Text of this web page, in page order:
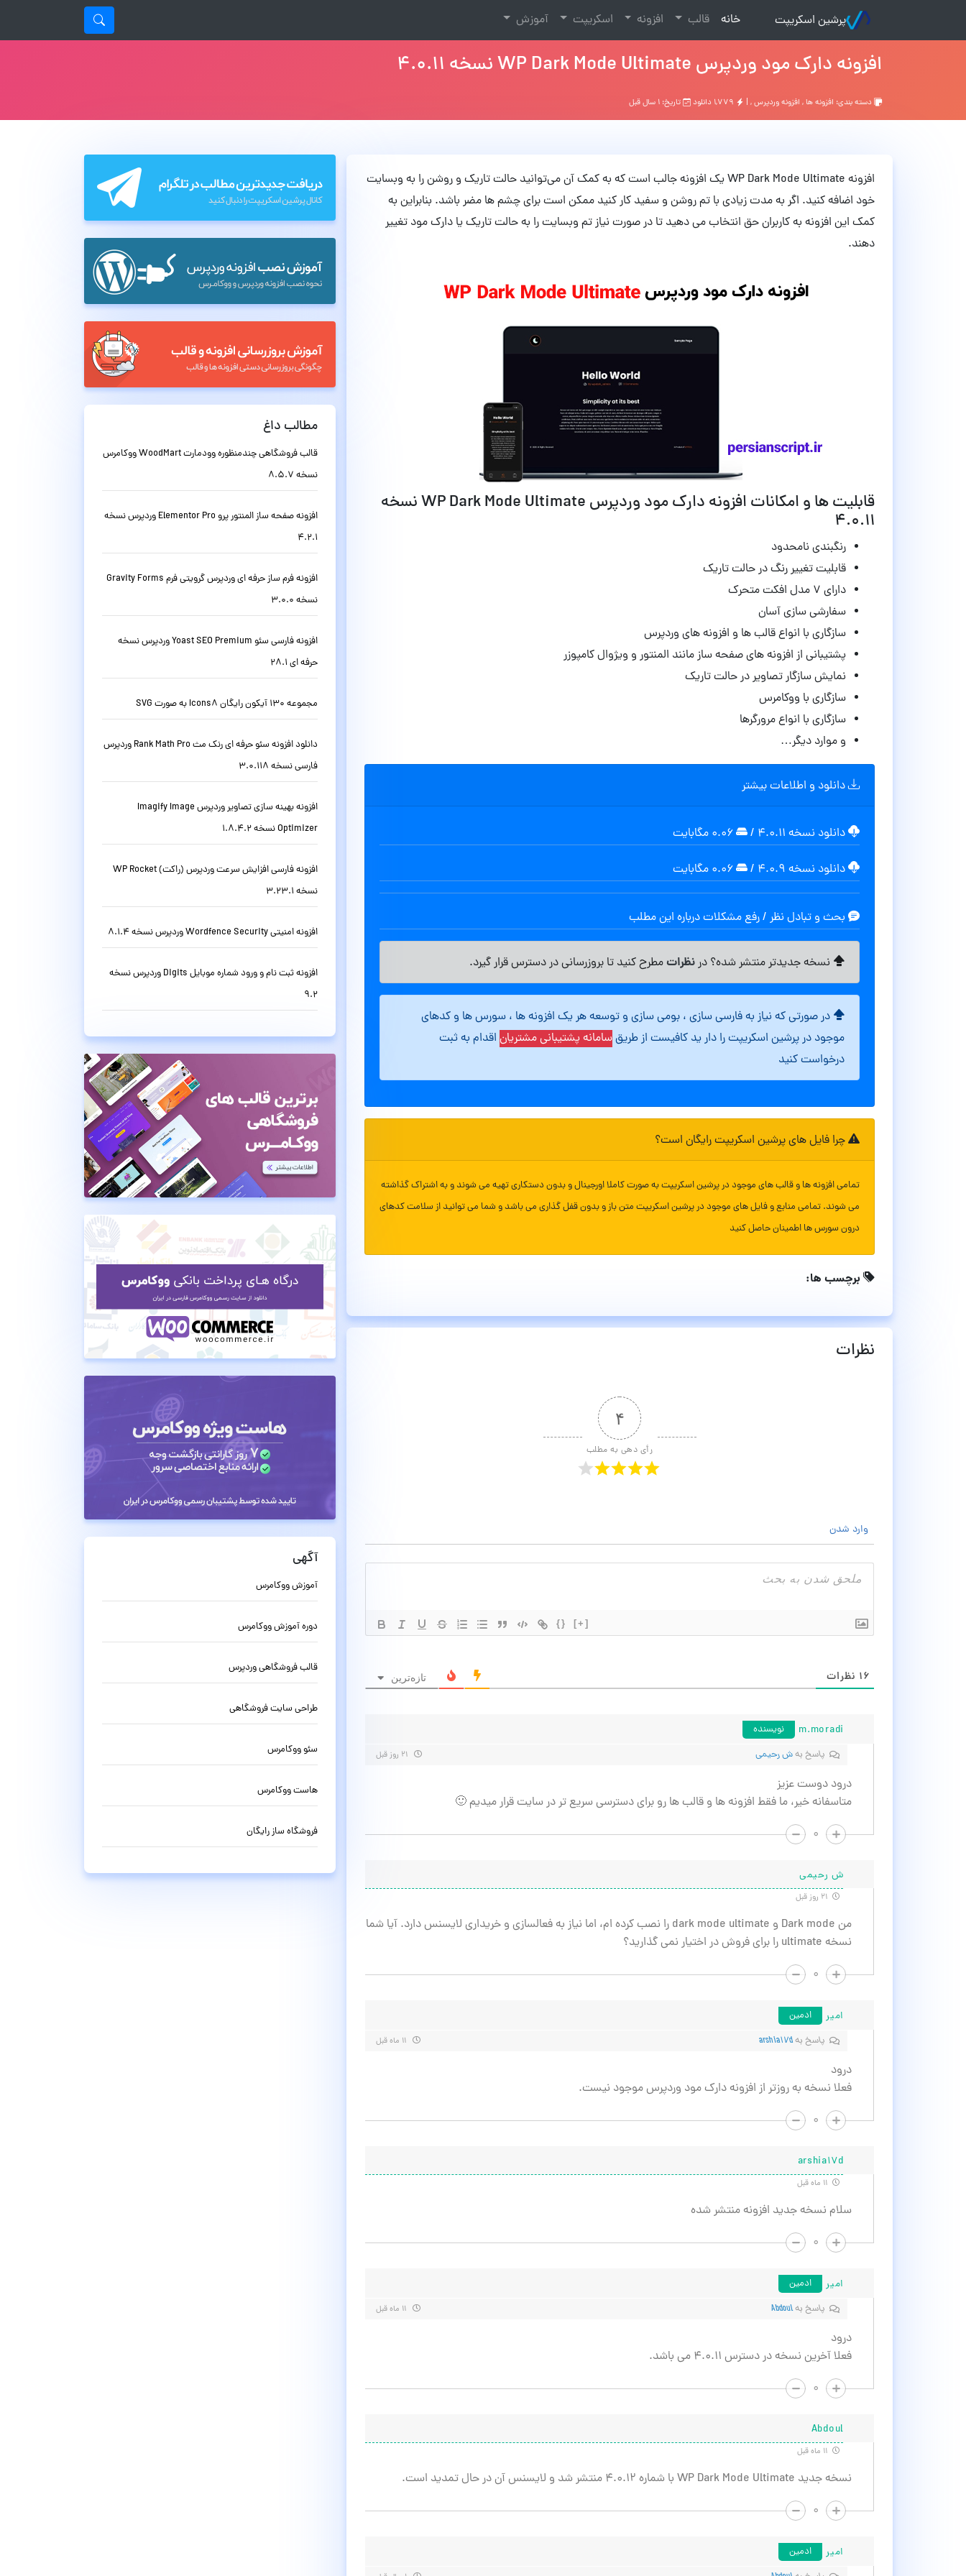
پرشین اسکریپت خانه
(current) قالب افزونه اسکریپت آموزش
افزونه دارک مود وردپرس WP Dark Mode Ultimate نسخه 4.0.11
دسته بندی: افزونه ها, افزونه وردپرس, | تاریخ: ۱ سال قبل
افزونه WP Dark Mode Ultimate یک افزونه جالب است که به کمک آن می‌توانید حالت تاریک و روشن را به وبسایت
خود اضافه کنید. اگر به مدت زیادی با تم روشن و سفید کار کنید ممکن است برای چشم ها مضر باشد. بنابراین به
کمک این افزونه به کاربران حق انتخاب می دهید تا در صورت نیاز تم وبسایت را به حالت تاریک یا دارک مود تغییر
دهند.
قابلیت ها و امکانات افزونه دارک مود وردپرس WP Dark Mode Ultimate نسخه
4.0.11
رنگبندی نامحدود
قابلیت تغییر رنگ در حالت تاریک
دارای ۷ مدل افکت متحرک
سفارشی سازی آسان
سازگاری با انواع قالب ها و افزونه های وردپرس
پشتیبانی از افزونه های صفحه ساز مانند المنتور و ویژوال کامپوزر
نمایش سازگار تصاویر در حالت تاریک
سازگاری با ووکامرس
سازگاری با انواع مرورگرها
و موارد دیگر…
دانلود و اطلاعات بیشتر
دانلود نسخه ۴.۰.۱۱ /
دانلود نسخه ۴.۰.۹ /
بحث و تبادل نظر / رفع مشکلات درباره این مطلب
نسخه جدیدتر منتشر شده؟ درنظراتمطرح کنید تا بروزرسانی در دسترس قرار گیرد.
در صورتی که نیاز به فارسی سازی ، بومی سازی و توسعه هر یک افزونه ها ، سورس ها و کدهای
موجود در پرشین اسکریپت را دار ید کافیست از طریقسامانه پشتیبانی مشتریان اقدام به ثبت
درخواست کنید
چرا فایل های پرشین اسکریپت رایگان است؟
تمامی افزونه ها و قالب های موجود در پرشین اسکریپت به صورت کاملا اورجینال و بدون دستکاری تهیه می شوند و به اشتراک گذاشته
می شوند. تمامی منابع و فایل های موجود در پرشین اسکریپت متن باز و بدون قفل گذاری می باشد و شما می توانید از سلامت کدهای
درون سورس ها اطمینان حاصل کنید
برچسب ها:
نظرات
۴
رأی دهی به مطلب
وارد شدن
{} [+]
۱۶ نظرات تازه‌ترین
m.moradi
نویسنده
پاسخ بهش رحیمی
درود دوست عزیز
متاسفانه خیر، ما فقط افزونه ها و قالب ها رو برای دسترسی سریع تر در سایت قرار میدیم 🙂
۰
ش رحیمی
من Dark mode و dark mode ultimate را نصب کرده ام، اما نیاز به فعالسازی و خریداری لایسنس دارد. آیا شما
نسخه ultimate را برای فروش در اختیار نمی گذارید؟
۰
امیر
ادمین
پاسخ بهarshia17d
درود
فعلا نسخه به روزتر از افزونه دارک مود وردپرس موجود نیست.
۰
arshia17d
سلام نسخه جدید افزونه منتشر شده
۰
امیر
ادمین
پاسخ بهAbdoul
درود
فعلا آخرین نسخه در دسترس ۴.۰.۱۱ می باشد.
۰
Abdoul
نسخه جدید WP Dark Mode Ultimate با شماره ۴.۰.۱۲ منتشر شد و لایسنس آن در حال تمدید است.
۰
امیر
ادمین
مطالب داغ
قالب فروشگاهی چندمنظوره وودمارت WoodMart ووکامرس
نسخه 8.5.7
افزونه صفحه ساز المنتور پرو Elementor Pro وردپرس نسخه
4.2.1
افزونه فرم ساز حرفه ای وردپرس گرویتی فرم Gravity Forms
نسخه 3.0.0
افزونه فارسی سئو Yoast SEO Premium وردپرس نسخه
حرفه ای 28.1
مجموعه 130 آیکون رایگان Icons8 به صورت SVG
دانلود افزونه سئو حرفه ای رنک مث Rank Math Pro وردپرس
فارسی نسخه 3.0.118
افزونه بهینه سازی تصاویر وردپرس Imagify Image
Optimizer نسخه 1.8.4.2
افزونه فارسی افزایش سرعت وردپرس (راکت) WP Rocket
نسخه 3.23.1
افزونه امنیتی Wordfence Security وردپرس نسخه 8.1.4
افزونه ثبت نام و ورود شماره موبایل Digits وردپرس نسخه
9.2
آگهی
آموزش ووکامرس
دوره آموزش ووکامرس
قالب فروشگاهی وردپرس
طراحی سایت فروشگاهی
سئو ووکامرس
هاست ووکامرس
فروشگاه ساز رایگان